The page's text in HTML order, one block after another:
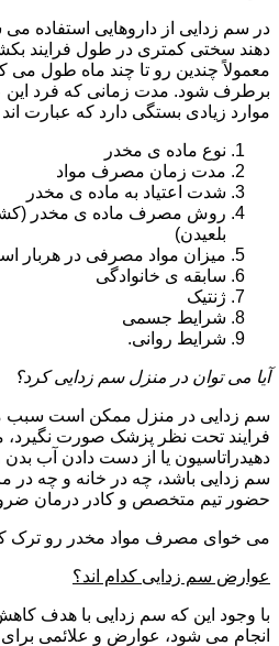
در سم زدایی از داروهایی استفاده
دهند سختی کمتری در طول فرایند
معمولاً چندین رو تا چند ماه طول می
برطرف شود. مدت زمانی که فرد این
موارد زیادی بستگی دارد که عبارت اند
نوع ماده ی مخدر
مدت زمان مصرف مواد
شدت اعتیاد به ماده ی مخدر
روش مصرف ماده ی مخدر
بلعیدن)
میزان مواد مصرفی در هربار
سابقه ی خانوادگی
ژنتیک
شرایط جسمی
شرایط روانی.
آیا می توان در منزل سم زدایی کرد؟
سم زدایی در منزل ممکن است سبب
فرایند تحت نظر پزشک صورت نگیرد،
دهیدراتاسیون یا از دست دادن آب
سم زدایی باشد، چه در خانه و چه در
حضور تیم متخصص و کادر درمان
می خوای مصرف مواد مخدر رو ترک
عوارض سم زدایی کدام اند؟
با وجود این که سم زدایی با هدف
انجام می شود، عوارض و علائمی برای